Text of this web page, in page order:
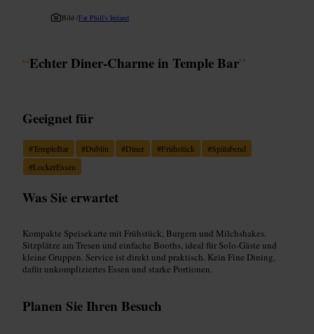
Bild /Fat Phill's Ireland
“Echter Diner-Charme in Temple Bar”
Geeignet für
#TempleBar #Dublin #Diner #Frühstück #Spätabend
#LockerEssen
Was Sie erwartet
Kompakte Speisekarte mit Frühstück, Burgern und Milchshakes.
Sitzplätze am Tresen und einfache Booths, ideal für Solo-Gäste und
kleine Gruppen. Service ist direkt und praktisch. Kein Fine Dining,
dafür unkompliziertes Essen und starke Portionen.
Planen Sie Ihren Besuch